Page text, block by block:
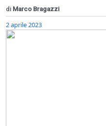
di Marco Bragazzi
2 aprile 2023